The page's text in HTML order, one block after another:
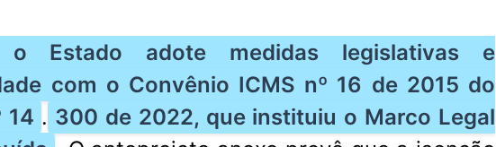
Estado adote medidas legislativas e
com o Convênio ICMS nº 16 de 2015 do
14 . 300 de 2022, que instituiu o Marco Legal